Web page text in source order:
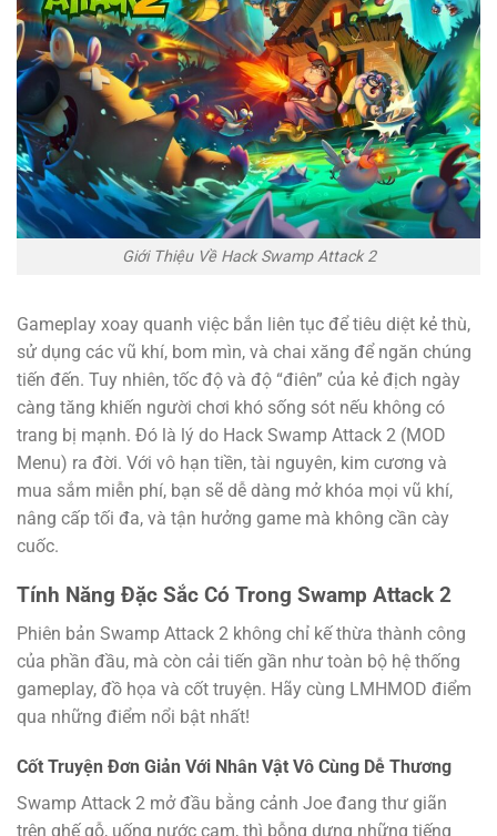
Giới Thiệu Về Hack Swamp Attack 2
Gameplay xoay quanh việc bắn liên tục để tiêu diệt kẻ thù,
sử dụng các vũ khí, bom mìn, và chai xăng để ngăn chúng
tiến đến. Tuy nhiên, tốc độ và độ “điên” của kẻ địch ngày
càng tăng khiến người chơi khó sống sót nếu không có
trang bị mạnh. Đó là lý do Hack Swamp Attack 2 (MOD
Menu) ra đời. Với vô hạn tiền, tài nguyên, kim cương và
mua sắm miễn phí, bạn sẽ dễ dàng mở khóa mọi vũ khí,
nâng cấp tối đa, và tận hưởng game mà không cần cày
cuốc.
Tính Năng Đặc Sắc Có Trong Swamp Attack 2
Phiên bản Swamp Attack 2 không chỉ kế thừa thành công
của phần đầu, mà còn cải tiến gần như toàn bộ hệ thống
gameplay, đồ họa và cốt truyện. Hãy cùng LMHMOD điểm
qua những điểm nổi bật nhất!
Cốt Truyện Đơn Giản Với Nhân Vật Vô Cùng Dễ Thương
Swamp Attack 2 mở đầu bằng cảnh Joe đang thư giãn
trên ghế gỗ, uống nước cam, thì bỗng dưng những tiếng